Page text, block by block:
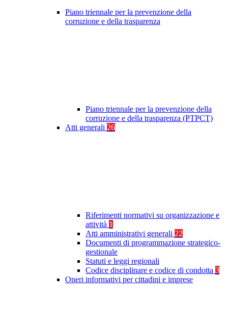
Piano triennale per la prevenzione della
corruzione e della trasparenza
Piano triennale per la prevenzione della
corruzione e della trasparenza (PTPCT)
Atti generali 26
Riferimenti normativi su organizzazione e
attività 1
Atti amministrativi generali 22
Documenti di programmazione strategico-
gestionale
Statuti e leggi regionali
Codice disciplinare e codice di condotta 3
Oneri informativi per cittadini e imprese